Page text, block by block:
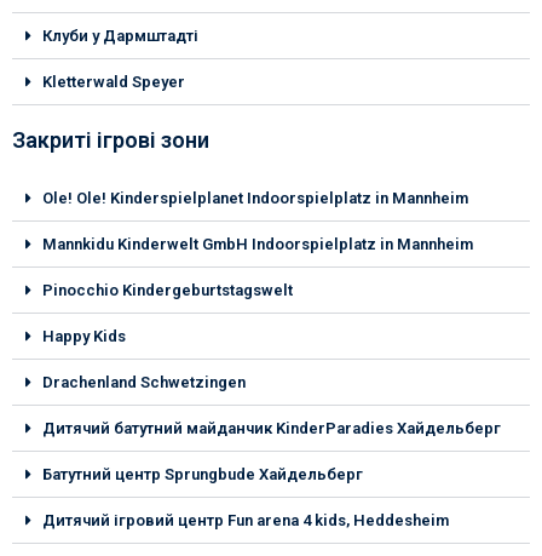
Клуби у Дармштадті
Kletterwald Speyer
Закриті ігрові зони
Ole! Ole! Kinderspielplanet Indoorspielplatz in Mannheim
Mannkidu Kinderwelt GmbH Indoorspielplatz in Mannheim
Pinocchio Kindergeburtstagswelt
Happy Kids
Drachenland Schwetzingen
Дитячий батутний майданчик KinderParadies Хайдельберг
Батутний центр Sprungbude Хайдельберг
Дитячий ігровий центр Fun arena 4 kids, Heddesheim